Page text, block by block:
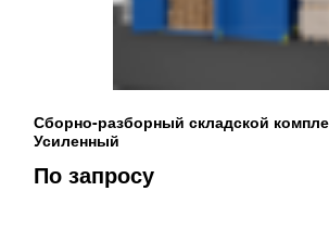
Сборно-разборный складской
Усиленный
По запросу